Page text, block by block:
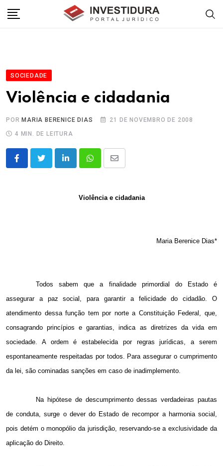
SOCIEDADE
Violência e cidadania
POR MARIA BERENICE DIAS
21 DE NOVEMBRO DE 2008
4 MIN. DE LEITURA
LinkedInWhatsappShare
Violência e cidadania
Maria Berenice Dias*
Todos sabem que a finalidade primordial do Estado é
assegurar a paz social, para garantir a felicidade do cidadão. O
atendimento dessa função tem por norte a Constituição Federal, que,
consagrando princípios e garantias, indica as diretrizes da vida em
sociedade. A ordem é estabelecida por regras jurídicas, a serem
espontaneamente respeitadas por todos. Para assegurar o cumprimento
da lei, são cominadas sanções em caso de inadimplemento.
Na hipótese de descumprimento dessas verdadeiras pautas
de conduta, surge o dever do Estado de recompor a harmonia social,
pois detém o monopólio da jurisdição, reservando-se a exclusividade da
aplicação do Direito.